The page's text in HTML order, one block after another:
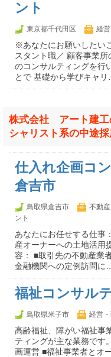
ント
東京都千代田区 経
※あなたにお願いしたい
スタント職／ 顧客事業
のコンサルティングを行
とで 基礎から学びキャリ
株式会社 アート建工
シャリスト系の中途
仕入れ企画コ
倉吉市
鳥取県倉吉市
不動
ント
あなたにお任せする仕事
産オーナーへの土地活用
容： ■取引先の不動産業
金融機関への定例訪問に…
福祉コンサル
鳥取県米子市 経営
高齢福祉、障がい福祉事
ティングが主な業務です
画運営 ■福祉事業者とオ